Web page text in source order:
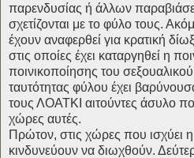
παρενδυσίας ή άλλων
σχετίζονται με το φύλο τους.
έχουν αναφερθεί για κρατική
στις οποίες έχει καταργηθεί η
ποινικοποίησης του
ταυτότητας φύλου έχει
τους ΛΟΑΤΚΙ αιτούντες άσυλο
χώρες αυτές.
Πρώτον, στις χώρες που ισχύει
κινδυνεύουν να διωχθούν.